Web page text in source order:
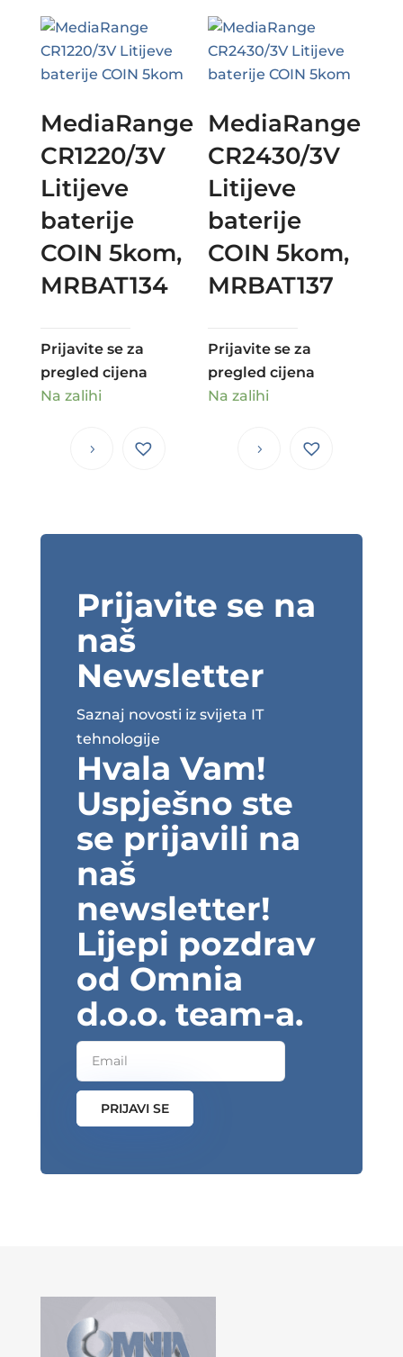
MediaRange
CR1220/3V
Litijeve
baterije
COIN 5kom,
MRBAT134
Prijavite se za
pregled cijena
Na zalihi
MediaRange
CR2430/3V
Litijeve
baterije
COIN 5kom,
MRBAT137
Prijavite se za
pregled cijena
Na zalihi
Prijavite se na
naš
Newsletter
Saznaj novosti iz svijeta IT
tehnologije
Hvala Vam!
Uspješno ste
se prijavili na
naš
newsletter!
Lijepi pozdrav
od Omnia
d.o.o. team-a.
PRIJAVI SE